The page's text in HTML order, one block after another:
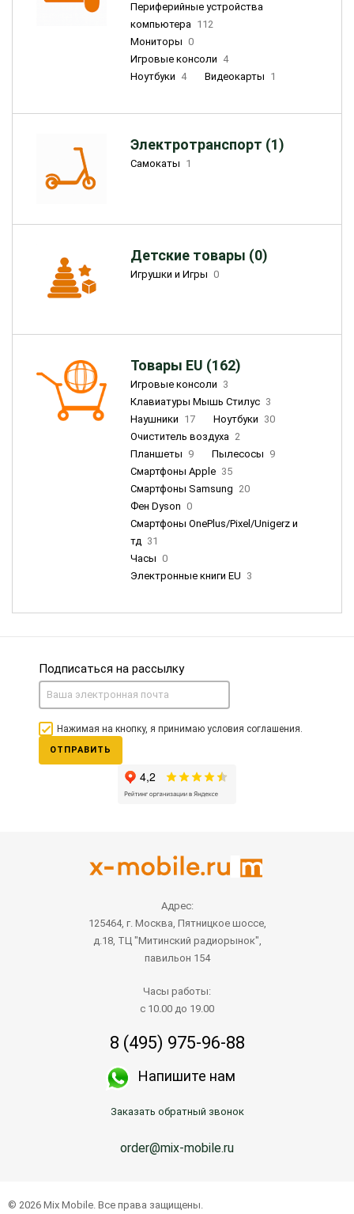
Периферийные устройства
компьютера 112
Мониторы 0
Игровые консоли 4
Ноутбуки 4 Видеокарты 1
Электротранспорт (1)
Самокаты 1
Детские товары (0)
Игрушки и Игры 0
Товары EU (162)
Игровые консоли 3
Клавиатуры Мышь Стилус 3
Наушники 17 Ноутбуки 30
Очиститель воздуха 2
Планшеты 9 Пылесосы 9
Смартфоны Apple 35
Смартфоны Samsung 20
Фен Dyson 0
Смартфоны OnePlus/Pixel/Unigerz и
тд 31
Часы 0
Электронные книги EU 3
Подписаться на рассылку
Нажимая на кнопку, я принимаю условия соглашения.
ОТПРАВИТЬ
Адрес:
125464, г. Москва, Пятницкое шоссе,
д.18, ТЦ "Митинский радиорынок",
павильон 154
Часы работы:
с 10.00 до 19.00
8 (495) 975-96-88
Напишите нам
Заказать обратный звонок
order@mix-mobile.ru
© 2026 Mix Mobile. Все права защищены.